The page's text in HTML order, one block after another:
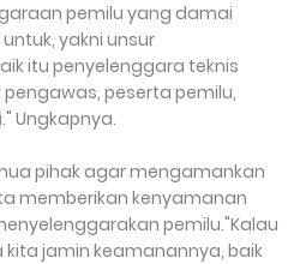
pemilu yang damai
yakni unsur
itu penyelenggara teknis
peserta pemilu,
Ungkapnya.
pihak agar mengamankan
memberikan kenyamanan
pemilu."Kalau
kita jamin keamanannya, baik